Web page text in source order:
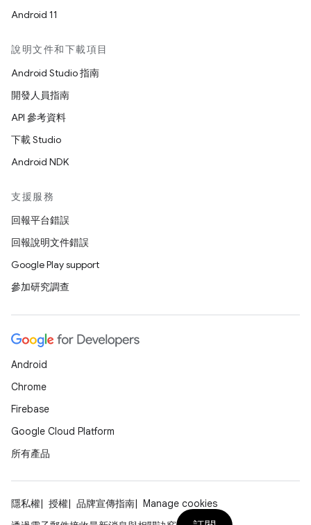
Android 11
說明文件和下載項目
Android Studio 指南
開發人員指南
API 參考資料
下載 Studio
Android NDK
支援服務
回報平台錯誤
回報說明文件錯誤
Google Play support
參加研究調查
Android
Chrome
Firebase
Google Cloud Platform
所有產品
隱私權 授權 品牌宣傳指南
Manage cookies